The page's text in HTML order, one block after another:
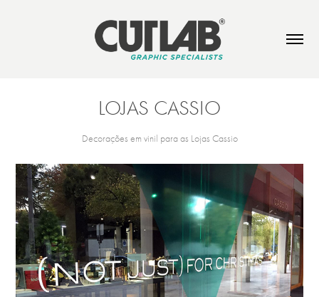
LOJAS CASSIO
Decorações em vinil para as Lojas Cassio